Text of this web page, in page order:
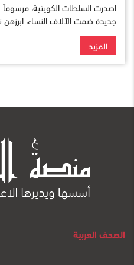
اصدرت السلطات الكويتية،
جديدة ضمت الآلاف النساء،
المزيد
الصحف العربية